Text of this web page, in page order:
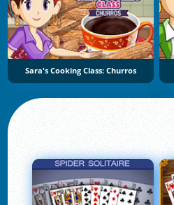
Sara's Cooking Class: Churros